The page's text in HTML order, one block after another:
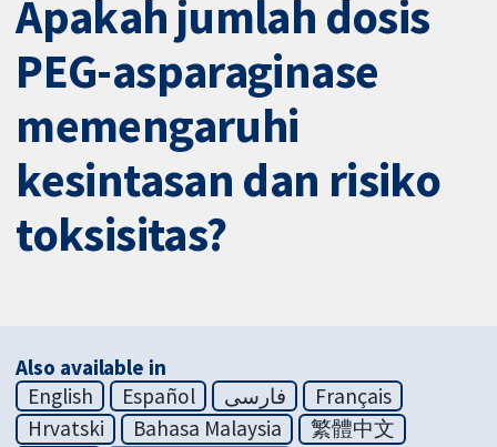
Apakah jumlah dosis
PEG-asparaginase
memengaruhi
kesintasan dan risiko
toksisitas?
Also available in
English
Español فارسی
Français
Hrvatski
Bahasa Malaysia
繁體中文